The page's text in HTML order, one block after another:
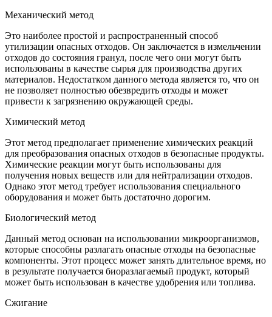
Механический метод
Это наиболее простой и распространенный способ
утилизации опасных отходов. Он заключается в измельчении
отходов до состояния гранул, после чего они могут быть
использованы в качестве сырья для производства других
материалов. Недостатком данного метода является то, что он
не позволяет полностью обезвредить отходы и может
привести к загрязнению окружающей среды.
Химический метод
Этот метод предполагает применение химических реакций
для преобразования опасных отходов в безопасные продукты.
Химические реакции могут быть использованы для
получения новых веществ или для нейтрализации отходов.
Однако этот метод требует использования специального
оборудования и может быть достаточно дорогим.
Биологический метод
Данный метод основан на использовании микроорганизмов,
которые способны разлагать опасные отходы на безопасные
компоненты. Этот процесс может занять длительное время, но
в результате получается биоразлагаемый продукт, который
может быть использован в качестве удобрения или топлива.
Сжигание